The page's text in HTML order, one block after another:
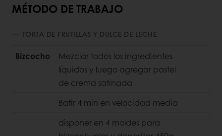
MÉTODO DE TRABAJO
TORTA DE FRUTILLAS Y DULCE DE LECHE
Bizcocho
Mezclar todos los ingredientes
líquidos y luego agregar pastel
de crema satinada
Batir 4 min en velocidad media
disponer en 4 moldes para